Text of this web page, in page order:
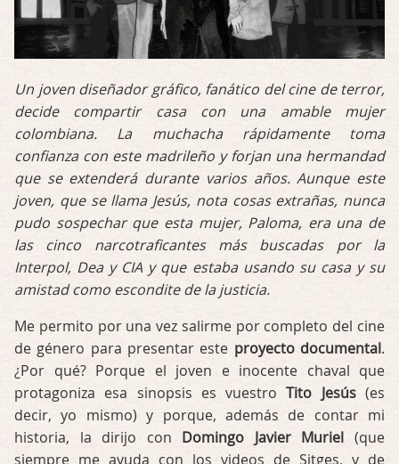
Un joven diseñador gráfico, fanático del cine de terror,
decide compartir casa con una amable mujer
colombiana. La muchacha rápidamente toma
confianza con este madrileño y forjan una hermandad
que se extenderá durante varios años. Aunque este
joven, que se llama Jesús, nota cosas extrañas, nunca
pudo sospechar que esta mujer, Paloma, era una de
las cinco narcotraficantes más buscadas por la
Interpol, Dea y CIA y que estaba usando su casa y su
amistad como escondite de la justicia.
Me permito por una vez salirme por completo del cine
de género para presentar este proyecto documental.
¿Por qué? Porque el joven e inocente chaval que
protagoniza esa sinopsis es vuestro Tito Jesús(es
decir, yo mismo) y porque, además de contar mi
historia, la dirijo con Domingo Javier Muriel (que
siempre me ayuda con los videos de Sitges, y de